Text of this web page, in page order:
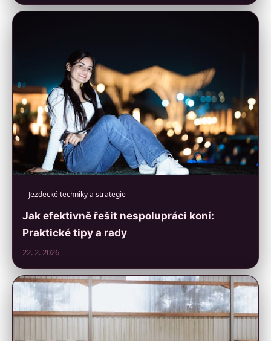
Jezdecké techniky a strategie
Jak efektivně řešit nespolupráci koní:
Praktické tipy a rady
22. 2. 2026